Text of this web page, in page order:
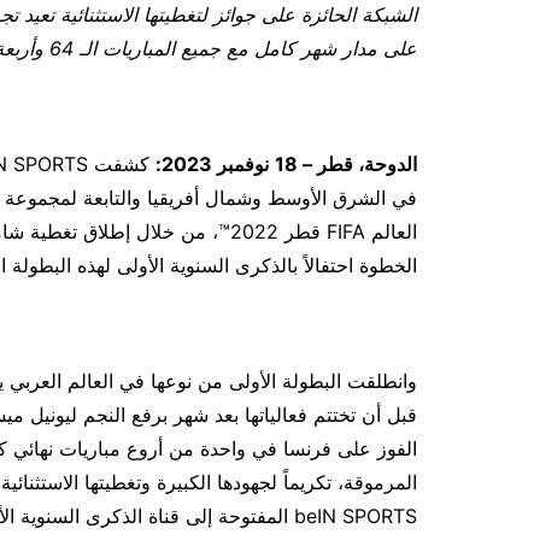
الشبكة الحائزة على جوائز لتغطيتها الاستثنائية تعيد
على مدار شهر كامل مع جميع المباريات الـ 64 و
الدوحة، قطر – 18 نوفمبر 2023:
الخطوة احتفالاً بالذكرى السنوية الأولى لهذه
قبل أن تختتم فعالياتها بعد شهر برفع النجم ليونيل
المرموقة، تكريماً لجهودها الكبيرة وتغطيتها